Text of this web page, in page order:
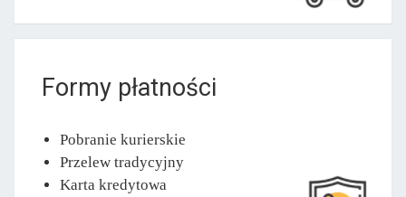
Formy płatności
Pobranie kurierskie
Przelew tradycyjny
Karta kredytowa